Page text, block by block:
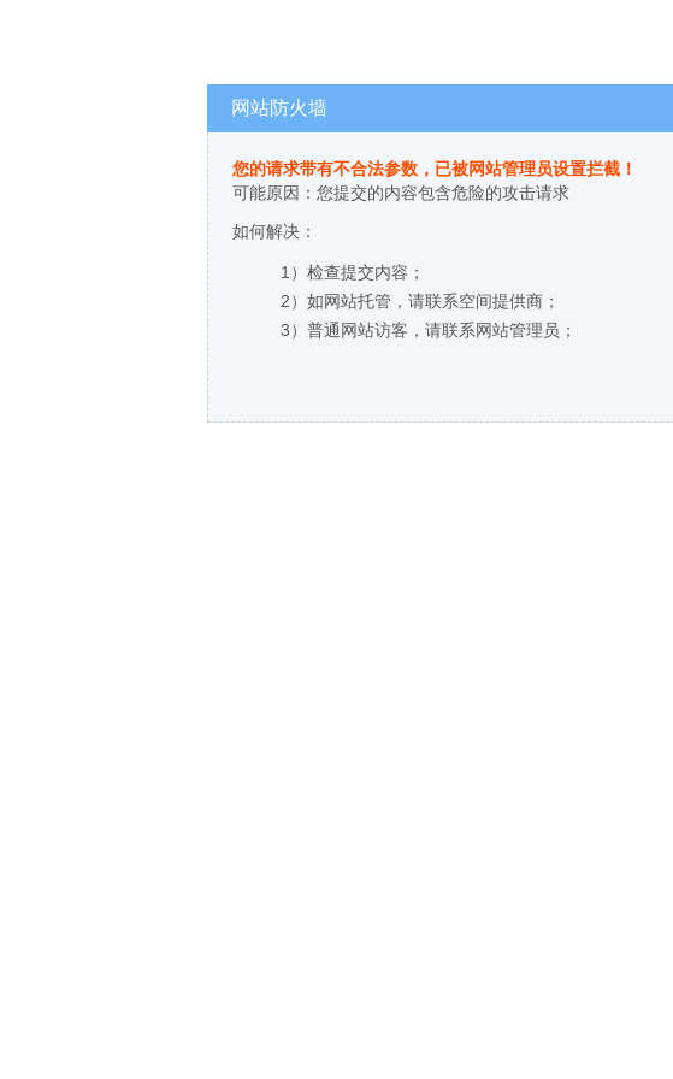
网站防火墙
您的请求带有不合法参数，已被网站管理员设置拦截！
可能原因：您提交的内容包含危险的攻击请求
如何解决：
1）检查提交内容；
2）如网站托管，请联系空间提供商；
3）普通网站访客，请联系网站管理员；